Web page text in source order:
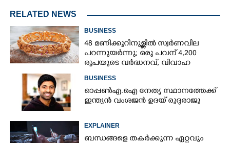
RELATED NEWS
BUSINESS
48 മണിക്കൂറിനുള്ളിൽ സ്വർണവില
പറന്നുയർന്നു; ഒരു പവന് 4,200
രൂപയുടെ വർദ്ധനവ്, വിവാഹ
BUSINESS
ഓപ്പൺഎ.ഐ നേതൃ സ്ഥാനത്തേക്ക്
ഇന്ത്യൻ വംശജൻ ഉദയ് രുദ്ദരാജു
EXPLAINER
ബന്ധങ്ങളെ തകർക്കുന്ന ഏറ്റവും